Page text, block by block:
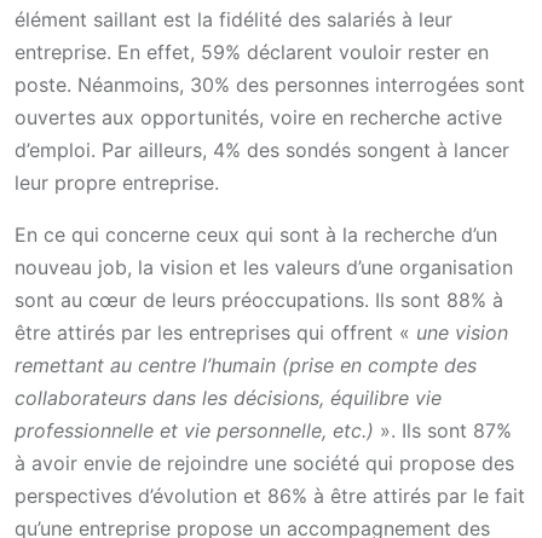
élément saillant est la fidélité des salariés à leur
entreprise. En effet, 59% déclarent vouloir rester en
poste. Néanmoins, 30% des personnes interrogées sont
ouvertes aux opportunités, voire en recherche active
d’emploi. Par ailleurs, 4% des sondés songent à lancer
leur propre entreprise.
En ce qui concerne ceux qui sont à la recherche d’un
nouveau job, la vision et les valeurs d’une organisation
sont au cœur de leurs préoccupations. Ils sont 88% à
être attirés par les entreprises qui offrent « une vision
remettant au centre l’humain (prise en compte des
collaborateurs dans les décisions, équilibre vie
professionnelle et vie personnelle, etc.) ». Ils sont 87%
à avoir envie de rejoindre une société qui propose des
perspectives d’évolution et 86% à être attirés par le fait
qu’une entreprise propose un accompagnement des